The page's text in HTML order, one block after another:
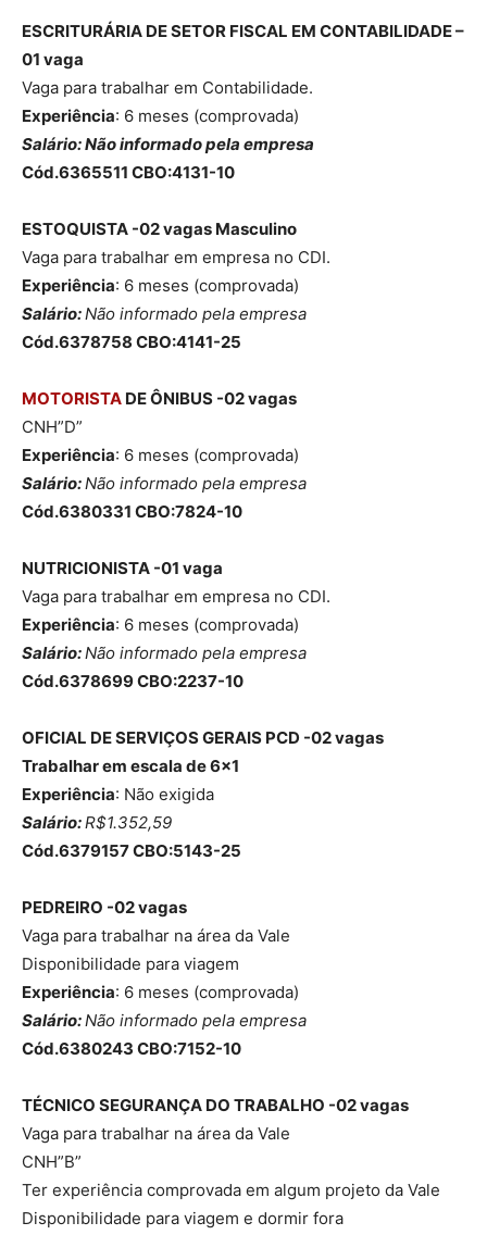
ESCRITURÁRIA DE SETOR FISCAL EM CONTABILIDADE –
01 vaga
Vaga para trabalhar em Contabilidade.
Experiência: 6 meses (comprovada)
Salário: Não informado pela empresa
Cód.6365511 CBO:4131-10
ESTOQUISTA -02 vagas Masculino
Vaga para trabalhar em empresa no CDI.
Experiência: 6 meses (comprovada)
Salário:Não informado pela empresa
Cód.6378758 CBO:4141-25
MOTORISTA DE ÔNIBUS -02 vagas
CNH”D”
Experiência: 6 meses (comprovada)
Salário:Não informado pela empresa
Cód.6380331 CBO:7824-10
NUTRICIONISTA -01 vaga
Vaga para trabalhar em empresa no CDI.
Experiência: 6 meses (comprovada)
Salário:Não informado pela empresa
Cód.6378699 CBO:2237-10
OFICIAL DE SERVIÇOS GERAIS PCD -02 vagas
Trabalhar em escala de 6×1
Experiência: Não exigida
Salário:R$1.352,59
Cód.6379157 CBO:5143-25
PEDREIRO -02 vagas
Vaga para trabalhar na área da Vale
Disponibilidade para viagem
Experiência: 6 meses (comprovada)
Salário:Não informado pela empresa
Cód.6380243 CBO:7152-10
TÉCNICO SEGURANÇA DO TRABALHO -02 vagas
Vaga para trabalhar na área da Vale
CNH”B”
Ter experiência comprovada em algum projeto da Vale
Disponibilidade para viagem e dormir fora